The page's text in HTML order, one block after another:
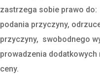
zastrzega sobie prawo
podania przyczyny,
przyczyny, swobodnego
prowadzenia
ceny.